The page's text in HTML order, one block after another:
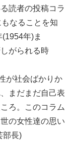
読者の投稿コラ
なることを知
年)ま
がられる時
が社会ばかりか
まだまだ自己表
ろ。このコラム
の女性達の思い
部長)